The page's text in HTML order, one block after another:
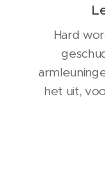
Hard
het uit,